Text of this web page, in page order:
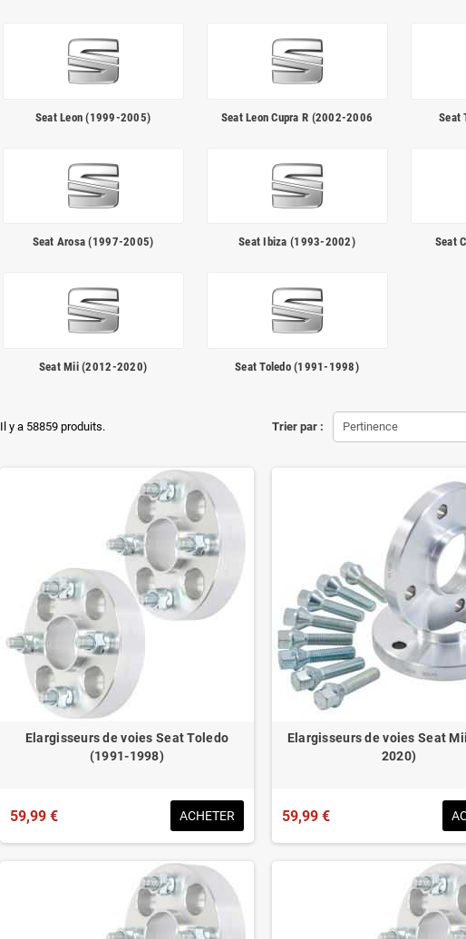
Seat Leon (1999-2005) Seat Leon Cupra R (2002-2006 Seat
Seat Arosa (1997-2005) Seat Ibiza (1993-2002) Seat
Seat Mii (2012-2020) Seat Toledo (1991-1998)
Trier par : Pertinence
Il y a 58859 produits.
Elargisseurs de voies Seat Toledo
(1991-1998)
59,99 € ACHETER
Elargisseurs de voies Seat
2020)
59,99 €